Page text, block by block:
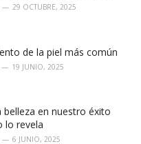
29 OCTUBRE, 2025
de la piel más común
19 JUNIO, 2025
belleza en nuestro éxito
lo revela
6 JUNIO, 2025